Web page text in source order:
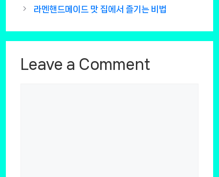
라멘핸드메이드 맛 집에서 즐기는 비법
Leave a Comment